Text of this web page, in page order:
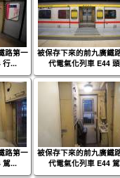
路第一
行...
被保存下來的前九廣鐵
代電氣化列車 E44
路第一
駕...
被保存下來的前九廣鐵
代電氣化列車 E44